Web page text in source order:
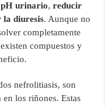
urinario,reducir
la diuresis. Aunque no
completamente
compuestos y
nefrolitiasis, son
los riñones. Estas